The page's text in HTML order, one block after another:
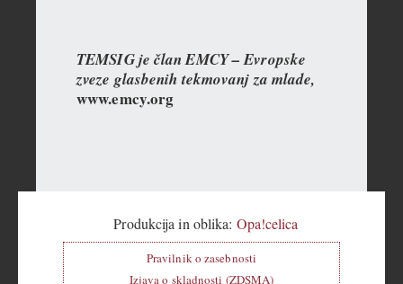
TEMSIG je član EMCY – Evropske
zveze glasbenih tekmovanj za mlade,
www.emcy.org
Produkcija in oblika: Opa!celica
Pravilnik o zasebnosti
Izjava o skladnosti (ZDSMA)